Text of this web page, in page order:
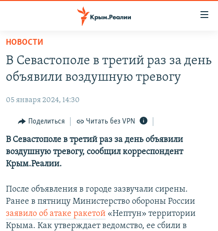
Вернуться
основному
содержанию
навигации
Вернутся
поиску
СПЕЦПРОЕКТЫ
КАРТА ВОЕННЫХ ОБЪЕКТОВ КРЫМА
11 ЛЕТ ОККУПАЦИИ КРЫМА. 11 ИСТОРИЙ СОПРОТИВЛЕНИЯ
ИСТОРИЯ
ЕЩЕ
ИНТЕРАКТИВ
ИНФОГРАФИКА
СОВЕТЫ ПРАВОЗАЩИТНИКОВ
ПРОПАВШИЕ БЕЗ ВЕСТИ
ПОБЕДИТЕЛЕЙ НЕ СУДЯТ?
РАДІО СВОБОДА
КАК ОБОЙТИ БЛОКИРОВКУ
Українською
Qırımtatar
ПРИСОЕДИНЯЙТЕСЬ!
НОВОСТИ
В Севастополе в третий раз за день
объявили воздушную тревогу
05 января 2024, 14:30
Поделиться Читать без VPN
В Севастополе в третий раз за день объявили
воздушную тревогу, сообщил корреспондент
Крым.Реалии.
После объявления в городе зазвучали сирены.
Ранее в пятницу Министерство обороны России
заявило об атаке ракетой «Нептун» территории
Крыма. Как утверждает ведомство, ее сбили в